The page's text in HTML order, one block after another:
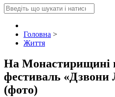
Головна >
Життя
На Монастирищині
фестиваль
(фото)